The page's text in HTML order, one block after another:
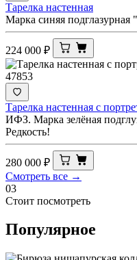
Тарелка настенная
Марка синяя
224 000 ₽
47853
Тарелка настенная с
ИФЗ. Марка зелёная
Редкость!
280 000 ₽
Смотреть все →
03
Стоит посмотреть
Популярное